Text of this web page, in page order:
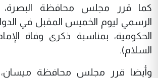
كما قرر مجلس محافظة البصرة،
الرسمي ليوم الخميس المقبل في
الحكومية، بمناسبة ذكرى وفاة
السلام).
وأيضا قرر مجلس محافظة ميسان،